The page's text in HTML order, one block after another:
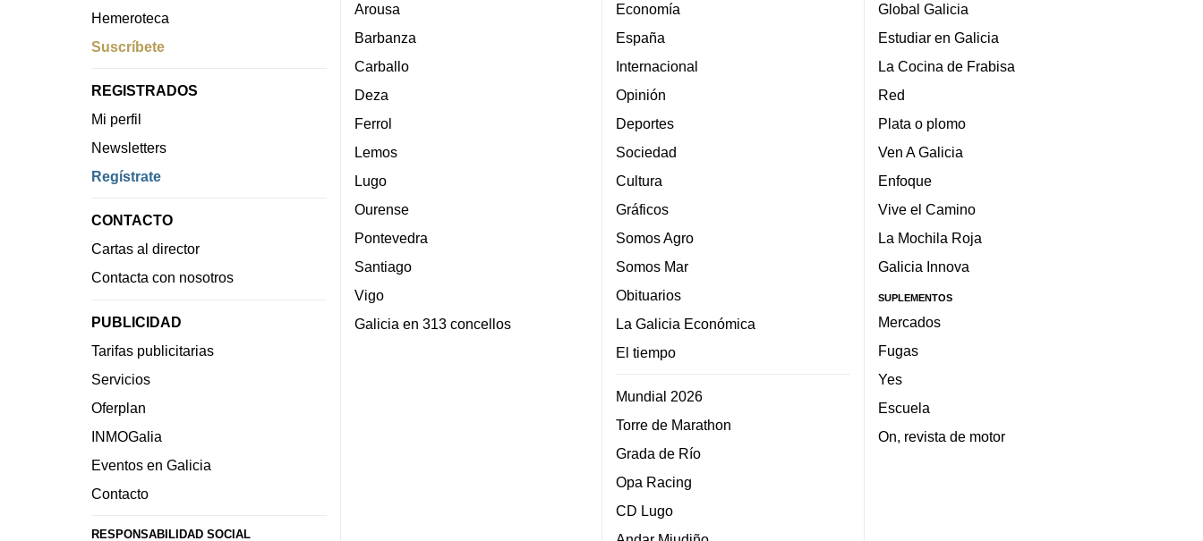
Hemeroteca
Suscríbete
REGISTRADOS
Mi perfil
Newsletters
Regístrate
CONTACTO
Cartas al director
Contacta con nosotros
PUBLICIDAD
Tarifas publicitarias
Servicios
Oferplan
INMOGalia
Eventos en Galicia
Contacto
RESPONSABILIDAD SOCIAL
Arousa
Barbanza
Carballo
Deza
Ferrol
Lemos
Lugo
Ourense
Pontevedra
Santiago
Vigo
Galicia en 313 concellos
Economía
España
Internacional
Opinión
Deportes
Sociedad
Cultura
Gráficos
Somos Agro
Somos Mar
Obituarios
La Galicia Económica
El tiempo
Mundial 2026
Torre de Marathon
Grada de Río
Opa Racing
CD Lugo
Global Galicia
Estudiar en Galicia
La Cocina de Frabisa
Red
Plata o plomo
Ven A Galicia
Enfoque
Vive el Camino
La Mochila Roja
Galicia Innova
SUPLEMENTOS
Mercados
Fugas
Yes
Escuela
On, revista de motor